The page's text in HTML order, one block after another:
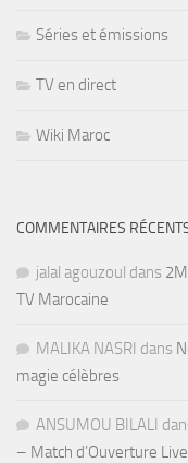
Séries et émissions
TV en direct
Wiki Maroc
COMMENTAIRES
jalal agouzoul dans
TV Marocaine
MALIKA NASRI dans
magie célèbres
ANSUMOU BILALI
– Match d’Ouverture